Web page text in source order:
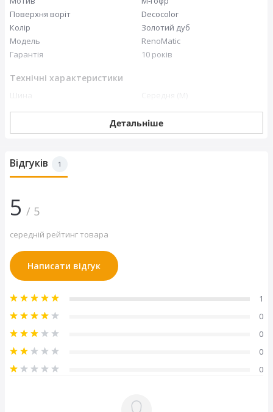
Товщиною 42 мм для високоефективної теплоізоляції,
стабільності та приємного безшумного руху.
Розмір гаражних воріт RenoMatic М-гофр Decocolor
19 розмірів нових гаражних воріт по акції: безпечні,
зручні в управлінні та з нейтральним рівнем емісії
Поверхня воріт
Decocolor
Колір
Золотий дуб
Модель
RenoMatic
Гарантія
10 років
Технічні характеристики
N напрямна
Ширина, мм
Висота, мм
Детальніше
Відгуків 1
5 / 5
середній рейтинг товара
Написати відгук
1
0
0
0
0